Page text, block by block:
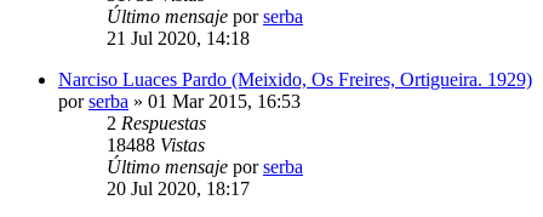
Último mensaje porserba
21 Jul 2020, 14:18
Narciso Luaces Pardo (Meixido, Os Freires, Ortigueira. 1929)
porserba » 01 Mar 2015, 16:53
2 Respuestas
18488 Vistas
Último mensaje porserba
20 Jul 2020, 18:17